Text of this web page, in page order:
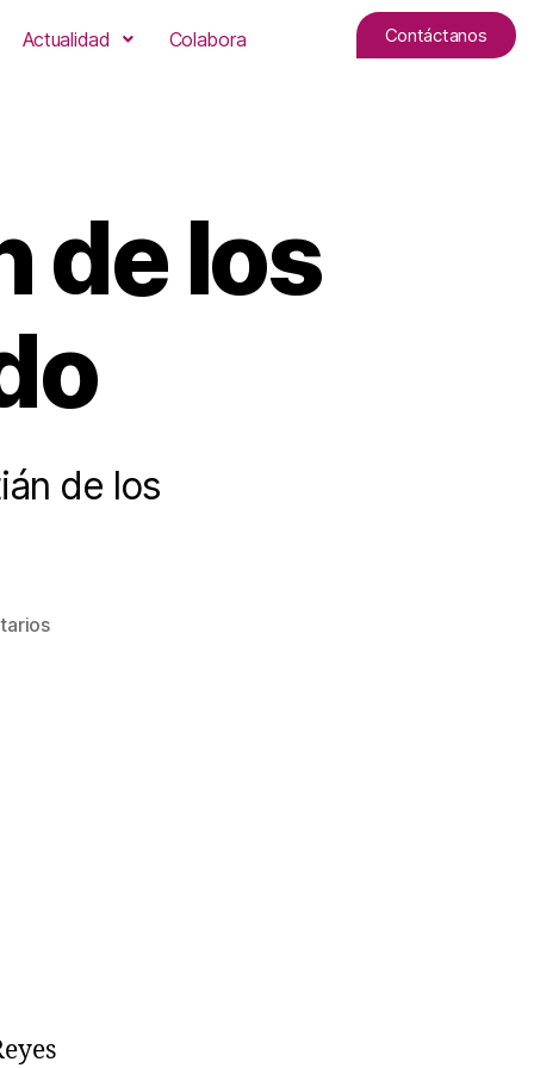
Actualidad Colabora Contáctanos
de los
de los